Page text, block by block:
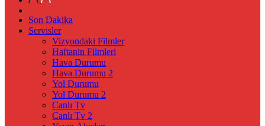
Son Dakika
Servisler
Vizyondaki Filmler
Haftanin Filmleri
Hava Durumu
Hava Durumu 2
Yol Durumu
Yol Durumu 2
Canlı Tv
Canlı Tv 2